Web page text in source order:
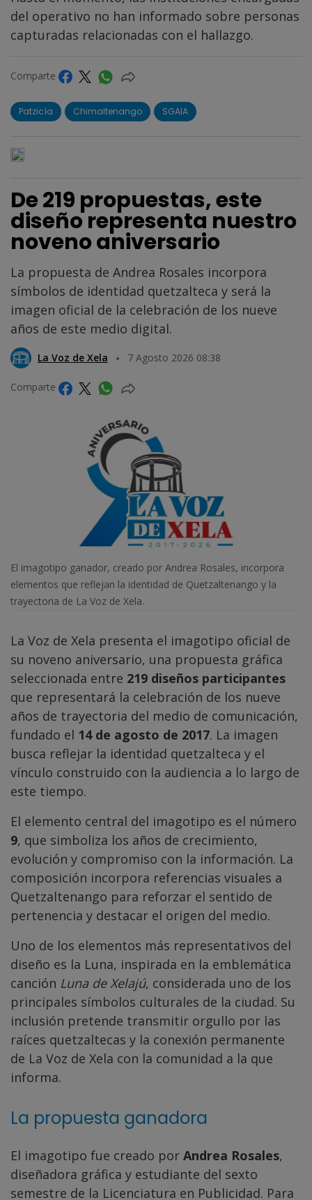
del operativo no han informado sobre personas
capturadas relacionadas con el hallazgo.
Comparte
Patzicía Chimaltenango SGAIA
De 219 propuestas, este
diseño representa nuestro
noveno aniversario
La propuesta de Andrea Rosales incorpora
símbolos de identidad quetzalteca y será la
imagen oficial de la celebración de los nueve
años de este medio digital.
La Voz de Xela 7 Agosto 2026 08:38
Comparte
El imagotipo ganador, creado por Andrea Rosales, incorpora
elementos que reflejan la identidad de Quetzaltenango y la
trayectoria de La Voz de Xela.
La Voz de Xela presenta el imagotipo oficial de
su noveno aniversario, una propuesta gráfica
seleccionada entre 219 diseños participantes
que representará la celebración de los nueve
años de trayectoria del medio de comunicación,
fundado el 14 de agosto de 2017. La imagen
busca reflejar la identidad quetzalteca y el
vínculo construido con la audiencia a lo largo de
este tiempo.
El elemento central del imagotipo es el número
9, que simboliza los años de crecimiento,
evolución y compromiso con la información. La
composición incorpora referencias visuales a
Quetzaltenango para reforzar el sentido de
pertenencia y destacar el origen del medio.
Uno de los elementos más representativos del
diseño es la Luna, inspirada en la emblemática
canción Luna de Xelajú, considerada uno de los
principales símbolos culturales de la ciudad. Su
inclusión pretende transmitir orgullo por las
raíces quetzaltecas y la conexión permanente
de La Voz de Xela con la comunidad a la que
informa.
La propuesta ganadora
El imagotipo fue creado por Andrea Rosales,
diseñadora gráfica y estudiante del sexto
semestre de la Licenciatura en Publicidad. Para